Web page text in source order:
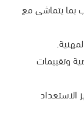
بما يتماشى مع
وتقييمات